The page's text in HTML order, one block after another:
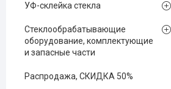
УФ-склейка стекла
Стеклообрабатывающие
оборудование, комплектующие
и запасные части
Распродажа, СКИДКА 50%